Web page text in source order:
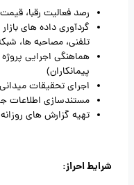
رصد فعالیت رقبا،
گردآوری داده‌ های
تلفنی، مصاحبه‌ ها،
هماهنگی اجرایی
پیمانکاران)
اجرای تحقیقات
مستندسازی اطلاعات
تهیه گزارش‌ های
شرایط احراز: